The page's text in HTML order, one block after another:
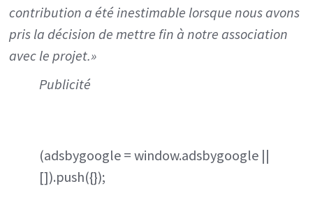
contribution a été inestimable lorsque nous avons
pris la décision de mettre fin à notre association
avec le projet.»
Publicité
(adsbygoogle = window.adsbygoogle ||
[]).push({});